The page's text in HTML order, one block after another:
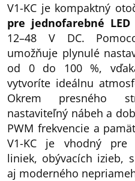
V1-KC je kompaktný
pre jednofarebné LED
12–48 V DC.
umožňuje plynulé
od 0 do 100 %,
vytvoríte ideálnu
Okrem presného
nastaviteľný nábeh a
PWM frekvencie a
V1-KC je vhodný pre
liniek, obývacích izieb,
aj moderného